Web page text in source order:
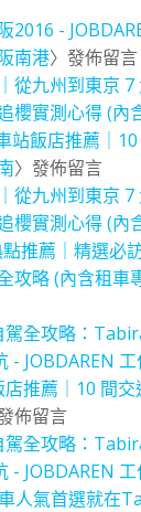
2016 -
南港〉發佈留言
從九州到東京
櫻實測心得 (內
站飯店推薦｜
〉發佈留言
從九州到東京
櫻實測心得 (內
推薦｜精選必
攻略 (內含租車
駕全攻略：
- JOBDAREN
推薦｜10 間
佈留言
駕全攻略：
- JOBDAREN
人氣首選就在